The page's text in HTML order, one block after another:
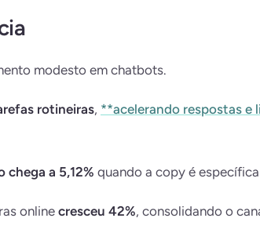
modesto em chatbots.
rotineiras, **acelerando respostas e
chega a 5,12% quando a copy é
online cresceu 42%, consolidando o